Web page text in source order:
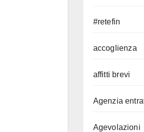
#retefin
accoglienza
affitti brevi
Agenzia
Agevolazioni